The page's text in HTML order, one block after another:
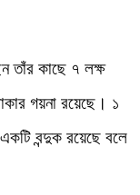
তাঁর কাছে ৭ লক্ষ
গয়না রয়েছে। ১
বন্দুক রয়েছে বলে